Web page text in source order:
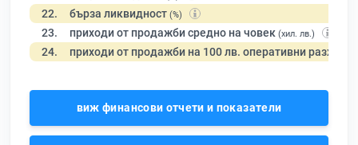
22. бърза ликвидност (%)
23. приходи от продажби средно на човек (хил. лв.)
24. приходи от продажби на 100 лв. оперативни разходи
виж финансови отчети и показатели